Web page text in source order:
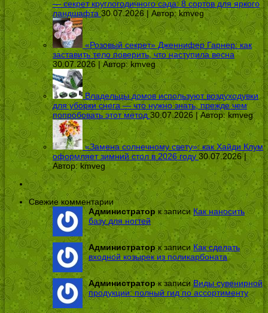
— секрет круглогодичного сада: 8 сортов для яркого
ландшафта 30.07.2026 | Автор:kmveg
«Розовый секрет» Дженнифер Гарнер: как
заставить тело поверить, что наступила весна
30.07.2026 | Автор: kmveg
Владельцы домов используют воздуходувки
для уборки снега — что нужно знать, прежде чем
попробовать этот метод 30.07.2026 | Автор: kmveg
«Замена солнечному свету»: как Хайди Клум
оформляет зимний стол в 2026 году 30.07.2026 |
Автор: kmveg
Свежие комментарии
Администратор к записиКак наносить
базу для ногтей
Администраторк записиКак сделать
входной козырек из поликарбоната
Администраторк записиВиды сувенирной
продукции: полный гид по ассортименту